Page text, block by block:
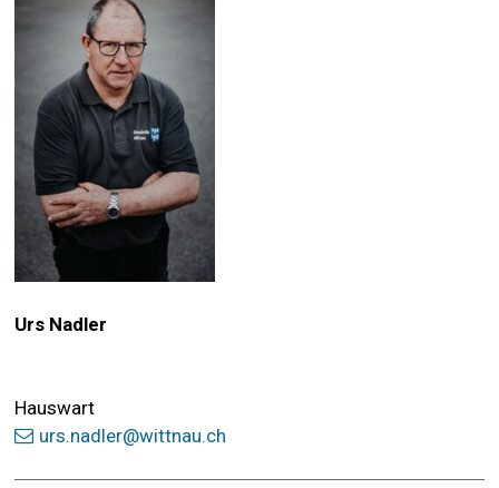
Urs Nadler
Hauswart
urs.nadler@wittnau.ch